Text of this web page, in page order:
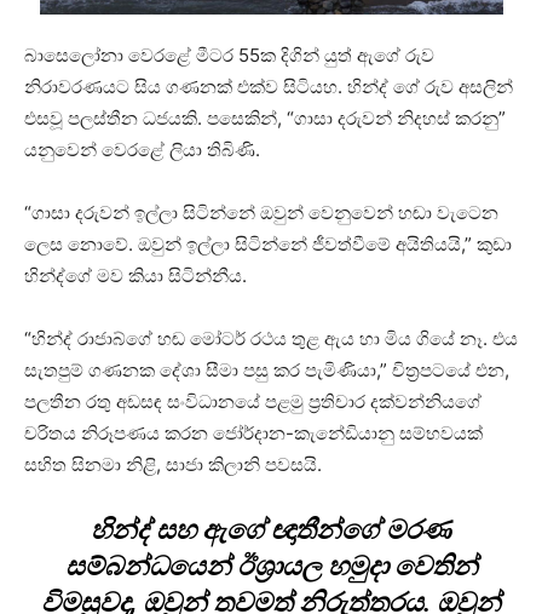
බාසෙලෝනා වෙරළේ මීටර 55ක දිගින් යුත් ඇගේ රුව
නිරාවරණයට සිය ගණනක් එක්ව සිටියහ. හින්ද් ගේ රුව අසලින්
එසවූ පලස්තීන ධජයකි. පසෙකින්, “ගාසා දරුවන් නිදහස් කරනු”
යනුවෙන් වෙරළේ ලියා තිබිණි.
“ගාසා දරුවන් ඉල්ලා සිටින්නේ ඔවුන් වෙනුවෙන් හඬා වැටෙන
ලෙස නොවේ. ඔවුන් ඉල්ලා සිටින්නේ ජීවත්වීමේ අයිතියයි,” කුඩා
හින්ද්ගේ මව කියා සිටින්නීය.
“හින්ද් රාජාබ්ගේ හඬ මෝටර් රථය තුළ ඇය හා මිය ගියේ නෑ. එය
සැතපුම් ගණනක දේශා සීමා පසු කර පැමිණියා,” චිත්‍රපටයේ එන,
පලතීන රතු අඩසඳ සංවිධානයේ පළමු ප්‍රතිචාර දක්වන්නියගේ
චරිතය නිරූපණය කරන ජෝර්දාන-කැනේඩියානු සම්භවයක්
සහිත සිනමා නිළි, සාජා කිලානි පවසයි.
හින්ද් සහ ඇගේ ඥාතීන්ගේ මරණ
සම්බන්ධයෙන් ඊශ්‍රායල හමුදා වෙතින්
විමසුවද, ඔවුන් තවමත් නිරුත්තරය. ඔවුන්